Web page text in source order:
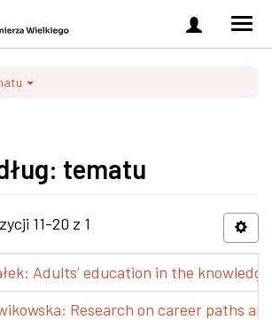
Zaloguj
się
tematu
11-20 z 1
Adults’ education in the
Research on career paths